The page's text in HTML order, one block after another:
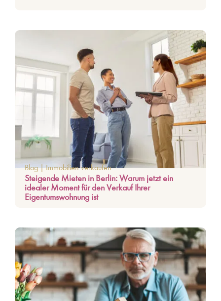
Blog| Immobilien verkaufen
Steigende Mieten in Berlin: Warum jetzt ein
idealer Moment für den Verkauf Ihrer
Eigentumswohnung ist